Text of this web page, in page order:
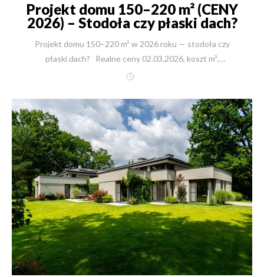
Projekt domu 150–220 m² (CENY
2026) – Stodoła czy płaski dach?
Różnica nawet 324 144 zł
Projekt domu 150–220 m² w 2026 roku — stodoła czy
płaski dach? Realne ceny 02.03.2026, koszt m²,
fundament, dach, ryzyko błędów Budowa domu 150–220
510 zł do 1 732 880 zł pod klucz (stan na 02.03.2026).
Różnica między nowoczesną stodołą a domem z płaskim
dachem przy podobnym metrażu może przekroczyć 324
144 zł. To nie detal. To decyzja finansowa. Jeżeli
rozważają Państwo projekt domu 150 m², 180 m² lub 200
m² — poniżej jest techniczne, konstrukcyjne i kosztowe
porównanie bez marketingowej waty. Krótkie
podsumowanie - decyzja w 90 sekund Nowoczesna
stodoła 150–180 m² = niższy koszt m² (ok. 6 273–7 414
zł/m²) i mniejszy obrys fundamentu. Dom 174 m² z płaskim
dachem = koszt m² ok. 8 027 zł i większy fundament +
większy strop. Najdroższe błędy przy stropodachu